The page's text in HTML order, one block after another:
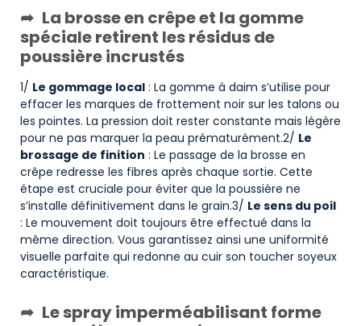
La brosse en crêpe et la gomme
spéciale retirent les résidus de
poussière incrustés
1/ Le gommage local : La gomme à daim s’utilise pour
effacer les marques de frottement noir sur les talons ou
les pointes. La pression doit rester constante mais légère
pour ne pas marquer la peau prématurément.2/ Le
brossage de finition : Le passage de la brosse en
crêpe redresse les fibres après chaque sortie. Cette
étape est cruciale pour éviter que la poussière ne
s’installe définitivement dans le grain.3/ Le sens du poil
: Le mouvement doit toujours être effectué dans la
même direction. Vous garantissez ainsi une uniformité
visuelle parfaite qui redonne au cuir son toucher soyeux
caractéristique.
Le spray imperméabilisant forme